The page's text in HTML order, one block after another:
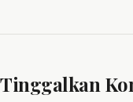
Tinggalkan